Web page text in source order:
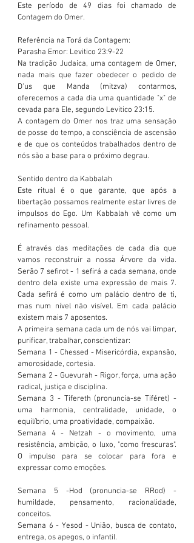
Este período de 49 dias foi chamado de
Contagem do Omer.
Referência na Torá da Contagem:
Parasha Emor: Levitico 23:9-22
Na tradição Judaica, uma contagem de Omer,
nada mais que fazer obedecer o pedido de
D'us que Manda (mitzva) contarmos,
oferecemos a cada dia uma quantidade "x" de
cevada para Ele, segundo Levitico 23:15.
A contagem do Omer nos traz uma sensação
de posse do tempo, a consciência de ascensão
e de que os conteúdos trabalhados dentro de
nós são a base para o próximo degrau.
Sentido dentro da Kabbalah
Este ritual é o que garante, que após a
libertação possamos realmente estar livres de
impulsos do Ego. Um Kabbalah vê como um
refinamento pessoal.
É através das meditações de cada dia que
vamos reconstruir a nossa Árvore da vida.
Serão 7 sefirot - 1 sefirá a cada semana, onde
dentro dela existe uma expressão de mais 7.
Cada sefirá é como um palácio dentro de ti,
mas num nível não visível. Em cada palácio
existem mais 7 aposentos.
A primeira semana cada um de nós vai limpar,
purificar, trabalhar, conscientizar:
Semana 1 - Chessed - Misericórdia, expansão,
amorosidade, cortesia.
Semana 2 - Guevurah - Rigor, força, uma ação
radical, justiça e disciplina.
Semana 3 - Tifereth (pronuncia-se Tiféret) -
uma harmonia, centralidade, unidade, o
equilíbrio, uma proatividade, compaixão.
Semana 4 - Netzah - o movimento, uma
resistência, ambição, o luxo, "como frescuras".
O impulso para se colocar para fora e
expressar como emoções.
Semana 5 -Hod (pronuncia-se RRod) -
humildade, pensamento, racionalidade,
conceitos.
Semana 6 - Yesod - União, busca de contato,
entrega, os apegos, o infantil.